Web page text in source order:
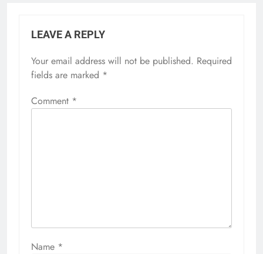
LEAVE A REPLY
Your email address will not be published. Required
fields are marked *
Comment *
Name *